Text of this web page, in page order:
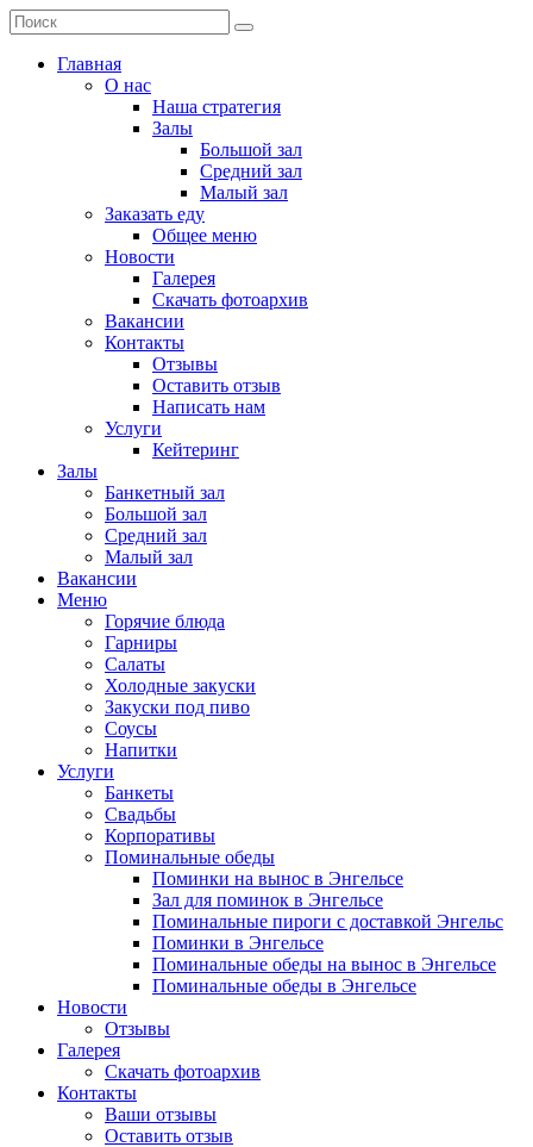
Главная
О нас
Наша стратегия
Залы
Большой зал
Средний зал
Малый зал
Заказать еду
Общее меню
Новости
Галерея
Скачать фотоархив
Вакансии
Контакты
Отзывы
Оставить отзыв
Написать нам
Услуги
Кейтеринг
Залы
Банкетный зал
Большой зал
Средний зал
Малый зал
Вакансии
Меню
Горячие блюда
Гарниры
Салаты
Холодные закуски
Закуски под пиво
Соусы
Напитки
Услуги
Банкеты
Свадьбы
Корпоративы
Поминальные обеды
Поминки на вынос в Энгельсе
Зал для поминок в Энгельсе
Поминальные пироги с доставкой Энгельс
Поминки в Энгельсе
Поминальные обеды на вынос в Энгельсе
Поминальные обеды в Энгельсе
Новости
Отзывы
Галерея
Скачать фотоархив
Контакты
Ваши отзывы
Оставить отзыв